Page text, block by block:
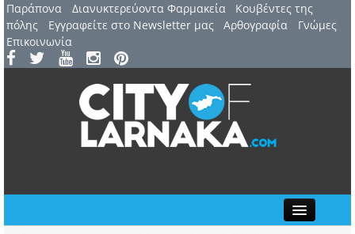
Παράπονα Διανυκτερεύοντα Φαρμακεία
Kουβέντες της
πόλης
Εγγραφείτε στο Newsletter μας Αρθογραφία
Γνώμες
Επικοινωνία